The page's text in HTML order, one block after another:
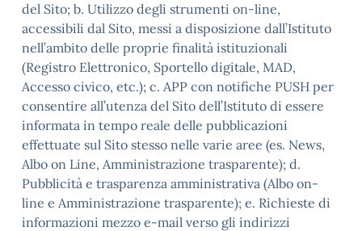
del Sito; b. Utilizzo degli strumenti on-line,
accessibili dal Sito, messi a disposizione dall’Istituto
nell’ambito delle proprie finalità istituzionali
(Registro Elettronico, Sportello digitale, MAD,
Accesso civico, etc.); c. APP con notifiche PUSH per
consentire all’utenza del Sito dell’Istituto di essere
informata in tempo reale delle pubblicazioni
effettuate sul Sito stesso nelle varie aree (es. News,
Albo on Line, Amministrazione trasparente); d.
Pubblicità e trasparenza amministrativa (Albo on-
line e Amministrazione trasparente); e. Richieste di
informazioni mezzo e-mail verso gli indirizzi